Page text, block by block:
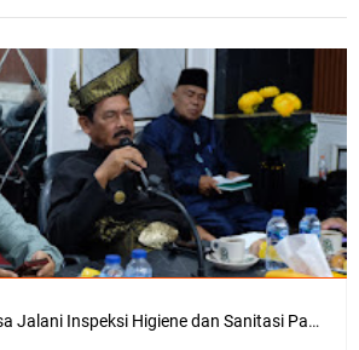
SPPG Mantiasa Jalani Inspeksi Higiene dan Sanitasi Pangan